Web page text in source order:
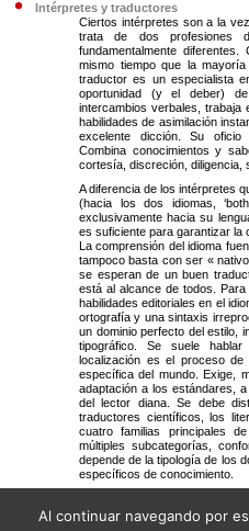
Intérpretes y traductores
Ciertos intérpretes son a la
trata de dos profesiones
fundamentalmente
mismo tiempo que la
traductor es un especialista
oportunidad (y el deber)
intercambios verbales, trabaja
habilidades de asimilación
excelente dicción. Su oficio
Combina conocimientos y
cortesía, discreción, diligencia,
A diferencia de los intérpretes
(hacia los dos idiomas,
exclusivamente hacia su
es suficiente para garantizar la
La comprensión del idioma
tampoco basta con ser «
se esperan de un buen
está al alcance de todos.
habilidades editoriales en el
ortografía y una sintaxis
un dominio perfecto del estilo,
tipográfico. Se suele hablar
localización es el proceso
específica del mundo. Exige,
adaptación a los estándares,
del lector diana. Se debe
traductores científicos, los
cuatro familias principales
múltiples subcategorías,
depende de la tipología de los
específicos de conocimiento.
experto en temas jurídicos,
cada país. Se hace la
Al continuar navegando por